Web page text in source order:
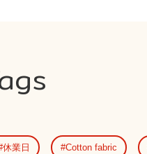
休業日 Cotton fabric